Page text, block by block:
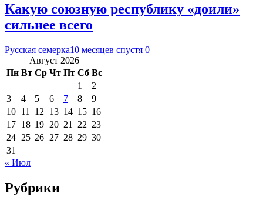
Какую союзную республику «доили»
сильнее всего
Русская семерка10 месяцев спустя 0
Август 2026
Пн Вт Ср Чт Пт Сб Вс
1
2
3
4 5 6 7 8
9
10 11 12 13 14 15 16
17 18 19 20 21 22 23
24 25 26 27 28 29 30
31
« Июл
Рубрики